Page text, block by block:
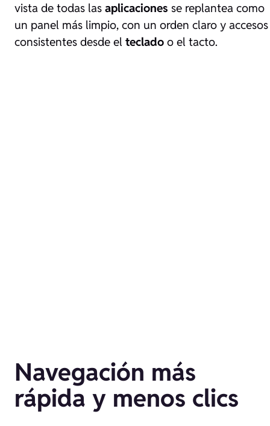
vista de todas las aplicaciones se replantea como
un panel más limpio, con un orden claro y accesos
consistentes desde el teclado o el tacto.
Navegación más
rápida y menos clics